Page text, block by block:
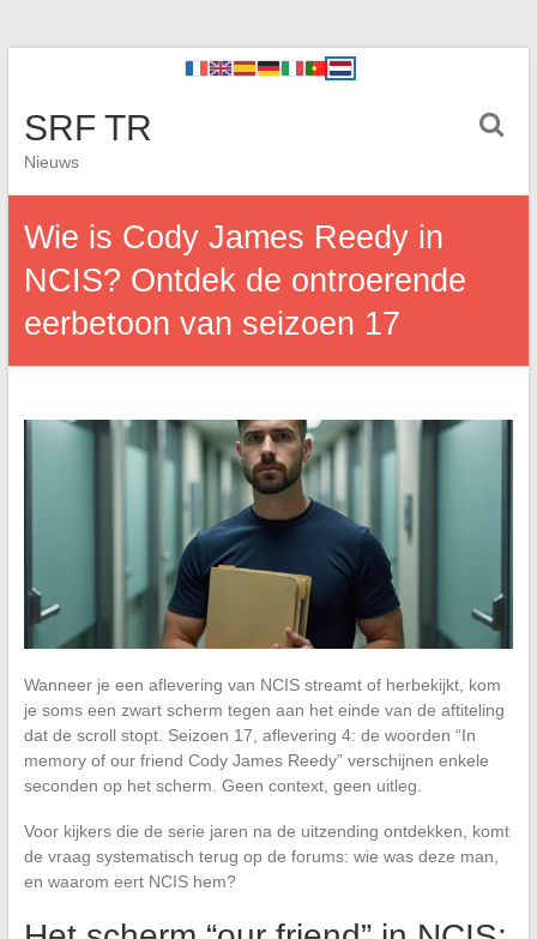
SRF TR
Nieuws
Wie is Cody James Reedy in
NCIS? Ontdek de ontroerende
eerbetoon van seizoen 17
Wanneer je een aflevering van NCIS streamt of herbekijkt, kom
je soms een zwart scherm tegen aan het einde van de aftiteling
dat de scroll stopt. Seizoen 17, aflevering 4: de woorden “In
memory of our friend Cody James Reedy” verschijnen enkele
seconden op het scherm. Geen context, geen uitleg.
Voor kijkers die de serie jaren na de uitzending ontdekken, komt
de vraag systematisch terug op de forums: wie was deze man,
en waarom eert NCIS hem?